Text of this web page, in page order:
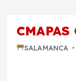
SALAMANCA